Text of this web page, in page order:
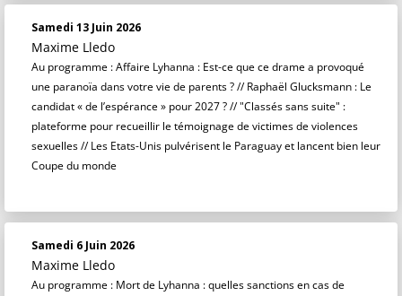
Samedi 13 Juin 2026
Maxime Lledo
Au programme : Affaire Lyhanna : Est-ce que ce drame a provoqué
une paranoïa dans votre vie de parents ? // Raphaël Glucksmann : Le
candidat « de l’espérance » pour 2027 ? // "Classés sans suite" :
plateforme pour recueillir le témoignage de victimes de violences
sexuelles // Les Etats-Unis pulvérisent le Paraguay et lancent bien leur
Coupe du monde
Samedi 6 Juin 2026
Maxime Lledo
Au programme : Mort de Lyhanna : quelles sanctions en cas de